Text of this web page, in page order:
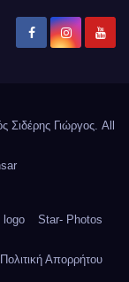
Γιώργος. All
logo Star- Photos
Πολιτική Απορρήτου